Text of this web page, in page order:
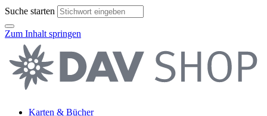
Suche starten
Zum Inhalt springen
Karten & Bücher